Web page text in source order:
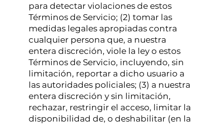
para detectar violaciones de estos
Términos de Servicio; (2) tomar las
medidas legales apropiadas contra
cualquier persona que, a nuestra
entera discreción, viole la ley o estos
Términos de Servicio, incluyendo, sin
limitación, reportar a dicho usuario a
las autoridades policiales; (3) a nuestra
entera discreción y sin limitación,
rechazar, restringir el acceso, limitar la
disponibilidad de, o deshabilitar (en la